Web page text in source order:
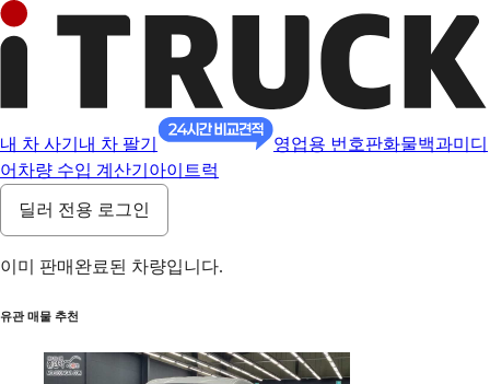
내 차 사기 내 차 팔기 영업용 번호판화물백과미디
어 차량 수입 계산기 아이트럭
딜러 전용 로그인
이미 판매완료된 차량입니다.
유관 매물 추천